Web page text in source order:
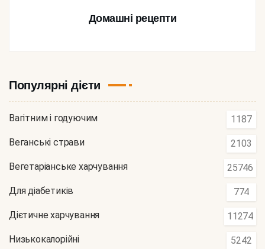
Домашні рецепти
Популярні дієти
Вагітним і годуючим 1187
Веганські страви 2103
Вегетаріанське харчування 25746
Для діабетиків 774
Дієтичне харчування 11274
Низькокалорійні 5242